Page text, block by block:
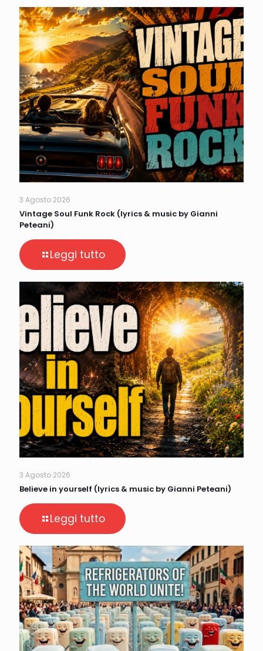
3 Agosto 2026
Vintage Soul Funk Rock (lyrics & music by Gianni
Peteani)
Leggi tutto
3 Agosto 2026
Believe in yourself (lyrics & music by Gianni Peteani)
Leggi tutto